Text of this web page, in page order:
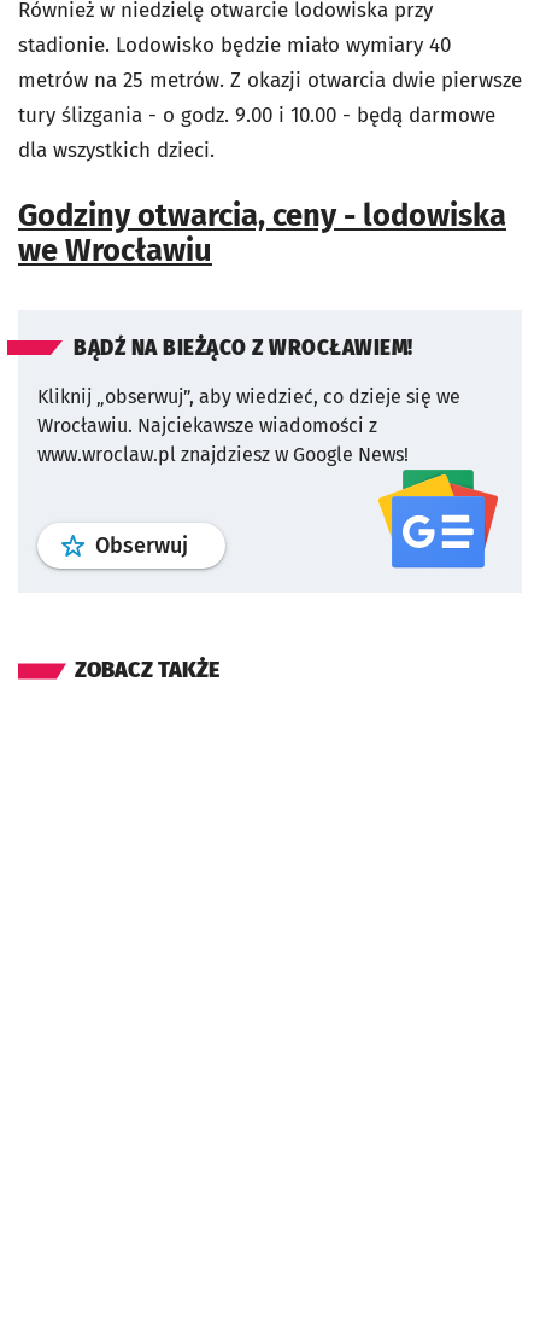
Również w niedzielę otwarcie lodowiska przy
stadionie. Lodowisko będzie miało wymiary 40
metrów na 25 metrów. Z okazji otwarcia dwie pierwsze
tury ślizgania - o godz. 9.00 i 10.00 - będą darmowe
dla wszystkich dzieci.
Godziny otwarcia, ceny - lodowiska
we Wrocławiu
BĄDŹ NA BIEŻĄCO Z WROCŁAWIEM!
Kliknij „obserwuj”, aby wiedzieć, co dzieje się we
Wrocławiu. Najciekawsze wiadomości z
www.wroclaw.pl znajdziesz w Google News!
Obserwuj profil serwisu
ZOBACZ TAKŻE